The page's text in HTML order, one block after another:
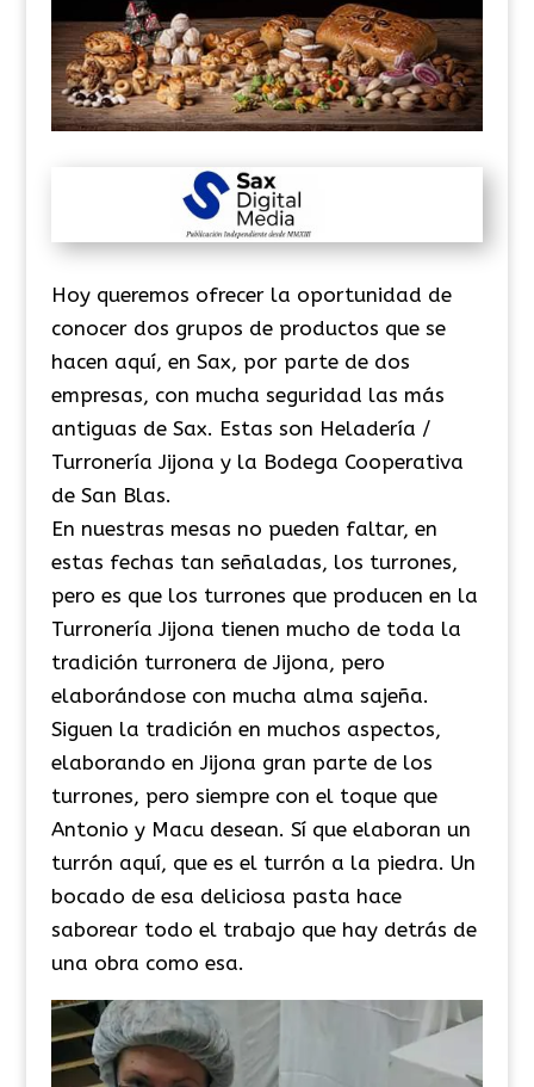
Hoy queremos ofrecer la oportunidad de
conocer dos grupos de productos que se
hacen aquí, en Sax, por parte de dos
empresas, con mucha seguridad las más
antiguas de Sax. Estas son Heladería /
Turronería Jijona y la Bodega Cooperativa
de San Blas.
En nuestras mesas no pueden faltar, en
estas fechas tan señaladas, los turrones,
pero es que los turrones que producen en la
Turronería Jijona tienen mucho de toda la
tradición turronera de Jijona, pero
elaborándose con mucha alma sajeña.
Siguen la tradición en muchos aspectos,
elaborando en Jijona gran parte de los
turrones, pero siempre con el toque que
Antonio y Macu desean. Sí que elaboran un
turrón aquí, que es el turrón a la piedra. Un
bocado de esa deliciosa pasta hace
saborear todo el trabajo que hay detrás de
una obra como esa.